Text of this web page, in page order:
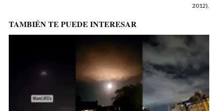
2012).
TAMBIÉN TE PUEDE INTERESAR